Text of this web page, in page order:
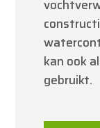
kan ook
gebruikt.